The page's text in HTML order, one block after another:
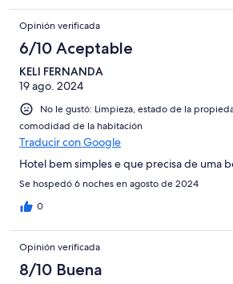
Opinión verificada
6/10 Aceptable
KELI FERNANDA
19 ago. 2024
No le gustó: Limpieza, estado de la
comodidad de la habitación
Traducir con Google
Hotel bem simples e que precisa de uma
Se hospedó 6 noches en agosto de 2024
0
Opinión verificada
8/10 Buena